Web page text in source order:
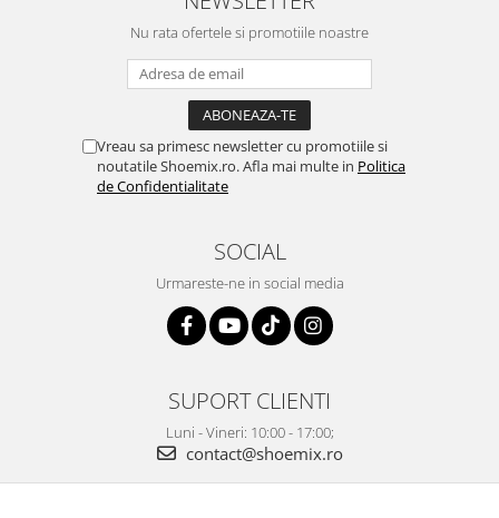
Nu rata ofertele si promotiile noastre
Vreau sa primesc newsletter cu promotiile si
noutatile Shoemix.ro. Afla mai multe in Politica
de Confidentialitate
SOCIAL
Urmareste-ne in social media
SUPORT CLIENTI
Luni - Vineri: 10:00 - 17:00;
contact@shoemix.ro